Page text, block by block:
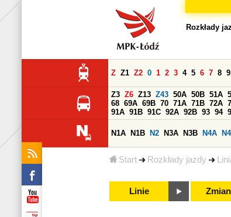
Start Rozkłady jazdy
Rozkłady
Z Z1 Z2 0 1 2 3 4 5 6 7 8 9
Z3 Z6 Z13 Z43 50A 50B 51A
68 69A 69B 70 71A 71B 72A
91A 91B 91C 92A 92B 93 94
N1A N1B N2 N3A N3B N4A
Linie